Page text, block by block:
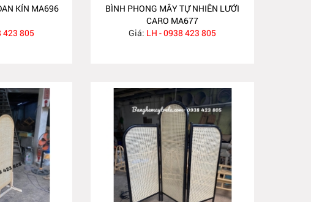
KÍN MA696
423 805
BÌNH PHONG MÂY TỰ NHIÊN LƯỚI
CARO MA677
Giá: LH - 0938 423 805